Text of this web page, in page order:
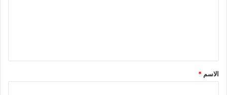
*
الاسم *